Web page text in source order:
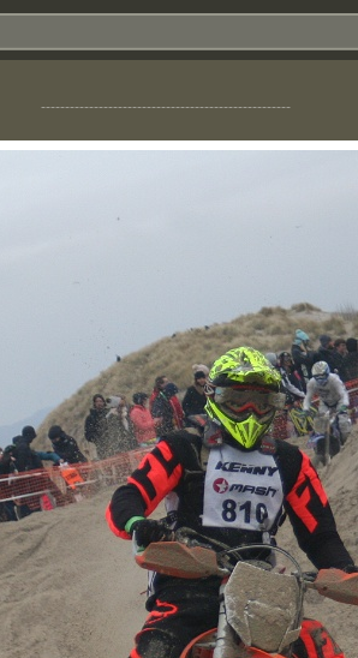
----------------------------------------------------